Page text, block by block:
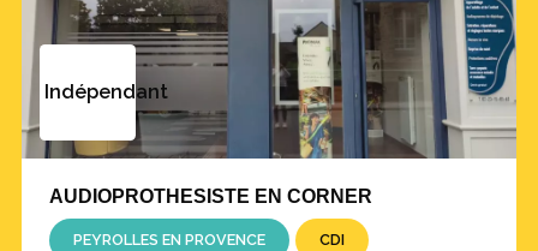
habituellement les audioprothésistes ou les ORL.
À lire aussi | â–¶Près de la moitié des enfants
sourds profonds atteints de troubles
Indépendant
AUDIOPROTHESISTE EN CORNER
PEYROLLES EN PROVENCE CDI